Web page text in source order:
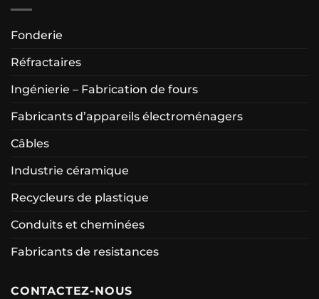
Fonderie
Réfractaires
Ingénierie – Fabrication de fours
Fabricants d’appareils électroménagers
Câbles
Industrie céramique
Recycleurs de plastique
Conduits et cheminées
Fabricants de resistances
CONTACTEZ-NOUS